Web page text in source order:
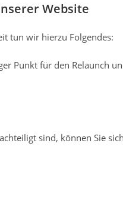
Website
tun wir hierzu Folgendes:
Punkt für den Relaunch
sind, können Sie